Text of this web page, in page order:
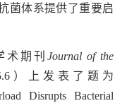
菌体系提供了重要启
术期刊Journal of the
）上发表了题为
Disrupts Bacterial